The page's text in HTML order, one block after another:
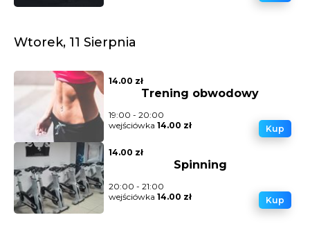
Wtorek, 11 Sierpnia
14.00 zł
Trening obwodowy
19:00 - 20:00
wejściówka 14.00 zł Kup
14.00 zł
Spinning
20:00 - 21:00
wejściówka 14.00 zł Kup